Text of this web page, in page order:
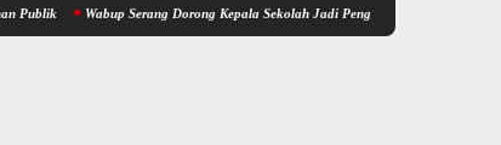
Wabup Serang Dorong Kepala Sekolah Jadi Penggerak Peningkatan Mutu